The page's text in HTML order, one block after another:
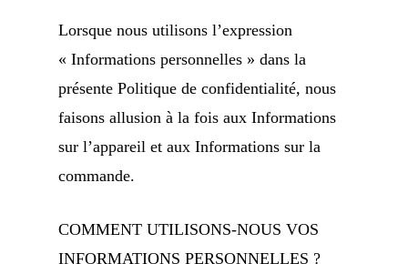
Lorsque nous utilisons l’expression
« Informations personnelles » dans la
présente Politique de confidentialité, nous
faisons allusion à la fois aux Informations
sur l’appareil et aux Informations sur la
commande.
COMMENT UTILISONS-NOUS VOS
INFORMATIONS PERSONNELLES ?